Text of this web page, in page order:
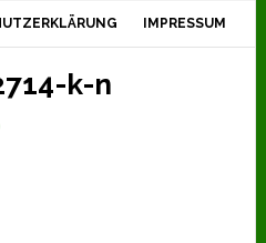
IMPRESSUM
k-n